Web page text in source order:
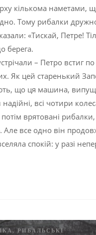
кількома наметами,
Тому рибалки
«Тискай, Петре!
берега.
– Петро встиг
Як цей старенький
що ця машина,
всі чотири
врятовані
Але все одно він
спокій: у разі
,РИБАЛЬСЬКІ